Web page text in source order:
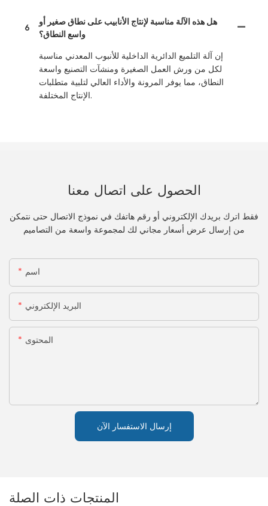
6
هل هذه الآلة مناسبة لإنتاج الأنابيب على نطاق صغير أو
واسع النطاق؟
إن آلة التلميع الدائرية الداخلية للأنبوب المعدني مناسبة
لكل من ورش العمل الصغيرة ومنشآت التصنيع واسعة
النطاق، مما يوفر المرونة والأداء العالي لتلبية متطلبات
الإنتاج المختلفة.
الحصول على اتصال معنا
فقط اترك بريدك الإلكتروني أو رقم هاتفك في نموذج الاتصال حتى نتمكن
من إرسال عرض أسعار مجاني لك لمجموعة واسعة من التصاميم
اسم
البريد الإلكتروني
المحتوى
إرسال الاستفسار الآن
المنتجات ذات الصلة